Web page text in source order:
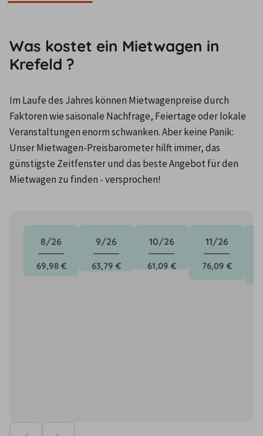
Was kostet ein Mietwagen in
Krefeld ?
Im Laufe des Jahres können Mietwagenpreise durch
Faktoren wie saisonale Nachfrage, Feiertage oder lokale
Veranstaltungen enorm schwanken. Aber keine Panik:
Unser Mietwagen-Preisbarometer hilft immer, das
günstigste Zeitfenster und das beste Angebot für den
Mietwagen zu finden - versprochen!
8/26
69,98 €
9/26
63,79 €
10/26
61,09 €
11/26
76,09 €